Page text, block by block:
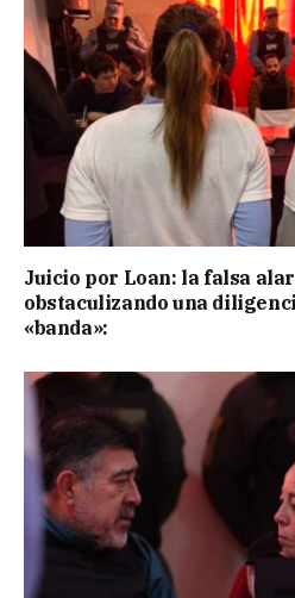
Juicio por Loan: la falsa
obstaculizando una
«banda»: